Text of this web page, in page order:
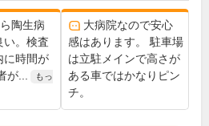
陶生病
い。検査
に時間が
...
もっ
大病院なので安心
感はあります。 駐車場
は立駐メインで高さが
ある車ではかなりピン
チ。